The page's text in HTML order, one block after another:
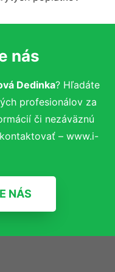
nás
Dedinka? Hľadáte
profesionálov za
či nezáväznú
– www.i-
NÁS